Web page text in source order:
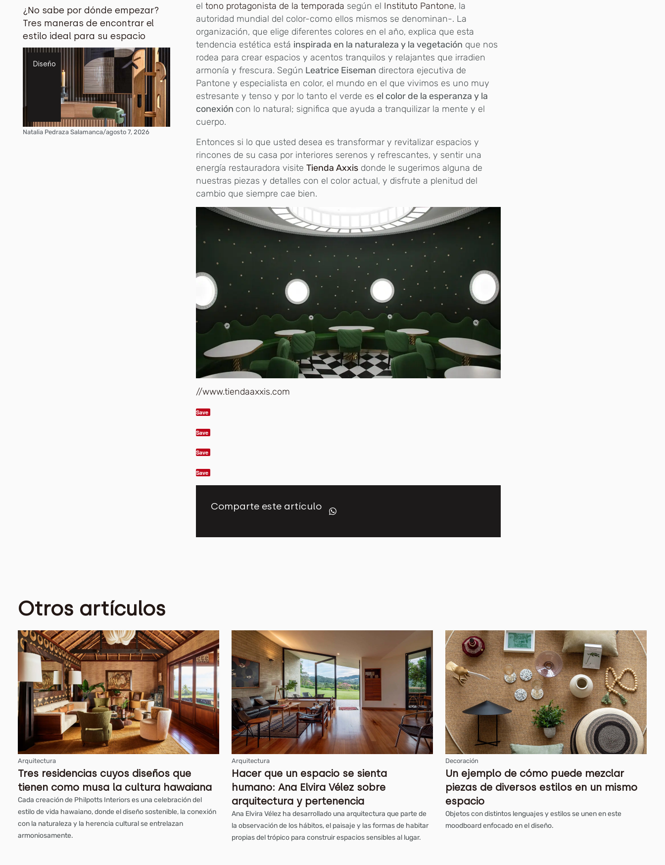
¿No sabe por dónde empezar?
Tres maneras de encontrar el
estilo ideal para su espacio
Diseño
Natalia Pedraza Salamanca/agosto 7, 2026
eltono protagonista de la temporada según el Instituto Pantone, la
autoridad mundial del color-como ellos mismos se denominan-. La
organización, que elige diferentes colores en el año, explica que esta
tendencia estética está inspirada en la naturaleza y la vegetación que nos
rodea para crear espacios y acentos tranquilos y relajantes que irradien
armonía y frescura. Según Leatrice Eiseman directora ejecutiva de
Pantone y especialista en color, el mundo en el que vivimos es uno muy
estresante y tenso y por lo tanto el verde es el color de la esperanza y la
conexión con lo natural; significa que ayuda a tranquilizar la mente y el
cuerpo.
Entonces si lo que usted desea es transformar y revitalizar espacios y
rincones de su casa por interiores serenos y refrescantes, y sentir una
energía restauradora visiteTienda Axxis donde le sugerimos alguna de
nuestras piezas y detalles con el color actual, y disfrute a plenitud del
cambio que siempre cae bien.
//www.tiendaaxxis.com
Save
Save
Save
Save
Comparte este artículo
Otros artículos
Arquitectura
Tres residencias cuyos diseños que
tienen como musa la cultura hawaiana
Cada creación de Philpotts Interiors es una celebración del
estilo de vida hawaiano, donde el diseño sostenible, la conexión
con la naturaleza y la herencia cultural se entrelazan
armoniosamente.
Arquitectura
Hacer que un espacio se sienta
humano: Ana Elvira Vélez sobre
arquitectura y pertenencia
Ana Elvira Vélez ha desarrollado una arquitectura que parte de
la observación de los hábitos, el paisaje y las formas de habitar
propias del trópico para construir espacios sensibles al lugar.
Decoración
Un ejemplo de cómo puede mezclar
piezas de diversos estilos en un mismo
espacio
Objetos con distintos lenguajes y estilos se unen en este
moodboard enfocado en el diseño.